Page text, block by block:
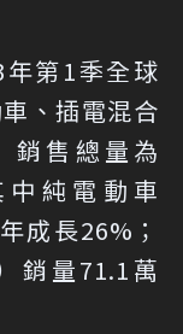
第1季全球
、插電混合
銷售總量為
純電動車
成長26%；
銷量71.1萬